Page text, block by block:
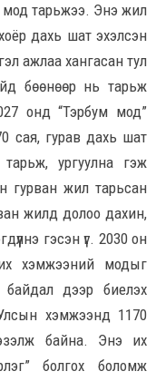
мод тарьжээ. Энэ жил
дахь шат эхэлсэн
ажлаа хангасан тул
бөөнөөр нь тарьж
онд “Тэрбум мод”
сая, гурав дахь шат
ургуулна гэж
гурван жил тарьсан
жилд долоо дахин,
гэсэн үг. 2030 он
хэмжээний модыг
дээр биелэх
хэмжээнд 1170
байна. Энэ их
болгох боломж